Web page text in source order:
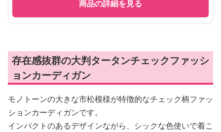
商品の詳細を見る
存在感抜群の大判タータンチェックファッシ
ョンカーディガン
モノトーンの大きな市松模様が特徴的なチェック柄ファッ
ションカーディガンです。
インパクトのあるデザインながら、シックな色使いで着こ